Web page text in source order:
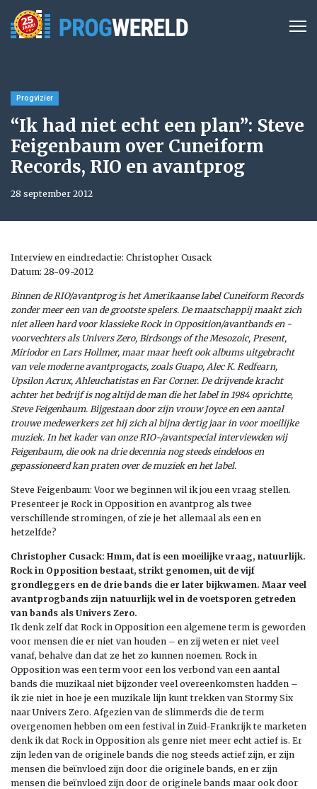
Progvizier
“Ik had niet echt een plan”: Steve
Feigenbaum over Cuneiform
Records, RIO en avantprog
28 september 2012
Interview en eindredactie: Christopher Cusack
Datum: 28-09-2012
Binnen de RIO/avantprog is het Amerikaanse label Cuneiform Records
zonder meer een van de grootste spelers. De maatschappij maakt zich
niet alleen hard voor klassieke Rock in Opposition/avantbands en -
voorvechters als Univers Zero, Birdsongs of the Mesozoic, Present,
Miriodor en Lars Hollmer, maar maar heeft ook albums uitgebracht
van vele moderne avantprogacts, zoals Guapo, Alec K. Redfearn,
Upsilon Acrux, Ahleuchatistas en Far Corner. De drijvende kracht
achter het bedrijf is nog altijd de man die het label in 1984 oprichtte,
Steve Feigenbaum. Bijgestaan door zijn vrouw Joyce en een aantal
trouwe medewerkers zet hij zich al bijna dertig jaar in voor moeilijke
muziek. In het kader van onze RIO-/avantspecial interviewden wij
Feigenbaum, die ook na drie decennia nog steeds eindeloos en
gepassioneerd kan praten over de muziek en het label.
Steve Feigenbaum: Voor we beginnen wil ik jou een vraag stellen.
Presenteer je Rock in Opposition en avantprog als twee
verschillende stromingen, of zie je het allemaal als een en
hetzelfde?
Christopher Cusack: Hmm, dat is een moeilijke vraag, natuurlijk.
Rock in Opposition bestaat, strikt genomen, uit de vijf
grondleggers en de drie bands die er later bijkwamen. Maar veel
avantprogbands zijn natuurlijk wel in de voetsporen getreden
van bands als Univers Zero.
Ik denk zelf dat Rock in Opposition een algemene term is geworden
voor mensen die er niet van houden – en zij weten er niet veel
vanaf, behalve dan dat ze het zo kunnen noemen. Rock in
Opposition was een term voor een los verbond van een aantal
bands die muzikaal niet bijzonder veel overeenkomsten hadden –
ik zie niet in hoe je een muzikale lijn kunt trekken van Stormy Six
naar Univers Zero. Afgezien van de slimmerds die de term
overgenomen hebben om een festival in Zuid-Frankrijk te marketen
denk ik dat Rock in Opposition als genre niet meer echt actief is. Er
zijn leden van de originele bands die nog steeds actief zijn, er zijn
mensen die beïnvloed zijn door die originele bands, en er zijn
mensen die beïnvloed zijn door de originele bands maar ook door